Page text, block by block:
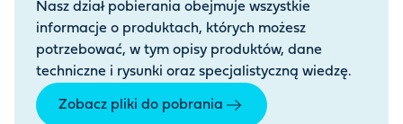
Nasz dział pobierania obejmuje wszystkie
informacje o produktach, których możesz
potrzebować, w tym opisy produktów, dane
techniczne i rysunki oraz specjalistyczną wiedzę.
Zobacz pliki do pobrania